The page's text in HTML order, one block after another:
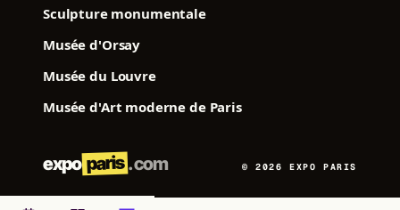
Sculpture monumentale
Musée d'Orsay
Musée du Louvre
Musée d'Art moderne de Paris
expo paris.com © 2026 EXPO PARIS